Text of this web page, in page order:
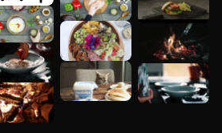
Veja mais